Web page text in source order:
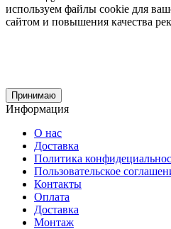
используем файлы cookie для
сайтом и повышения качества
Принимаю
Информация
О нас
Доставка
Политика
Пользовательское
Контакты
Оплата
Доставка
Монтаж